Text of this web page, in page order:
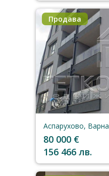
Продава
Аспарухово, Варна
80 000 €
156 466 лв.